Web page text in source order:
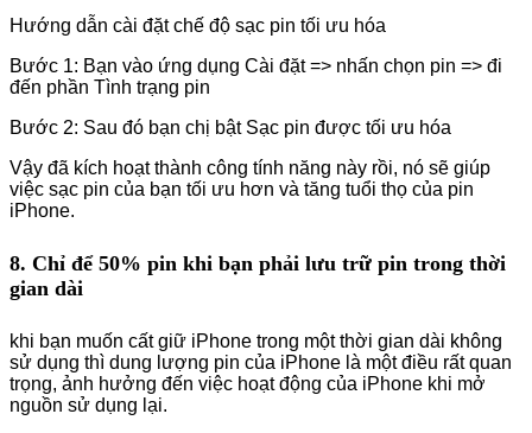
Hướng dẫn cài đặt chế độ sạc pin tối ưu hóa
Bước 1: Bạn vào ứng dụng Cài đặt => nhấn chọn pin => đi
đến phần Tình trạng pin
Bước 2: Sau đó bạn chị bật Sạc pin được tối ưu hóa
Vậy đã kích hoạt thành công tính năng này rồi, nó sẽ giúp
việc sạc pin của bạn tối ưu hơn và tăng tuổi thọ của pin
iPhone.
8. Chỉ để 50% pin khi bạn phải lưu trữ pin trong thời
gian dài
khi bạn muốn cất giữ iPhone trong một thời gian dài không
sử dụng thì dung lượng pin của iPhone là một điều rất quan
trọng, ảnh hưởng đến việc hoạt động của iPhone khi mở
nguồn sử dụng lại.